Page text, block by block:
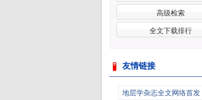
高级检索
全文下载排行
友情链接
地层学杂志全文网络首发